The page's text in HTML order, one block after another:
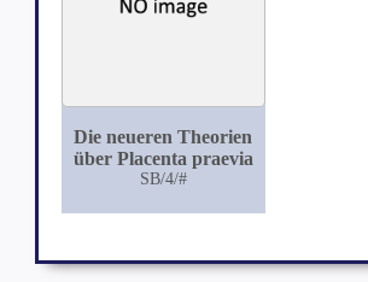
Die neueren Theorien
über Placenta praevia
SB/4/#